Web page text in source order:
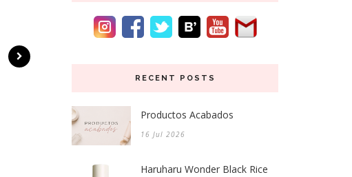
RECENT POSTS
Productos Acabados
16 Jul 2026
Haruharu Wonder Black Rice